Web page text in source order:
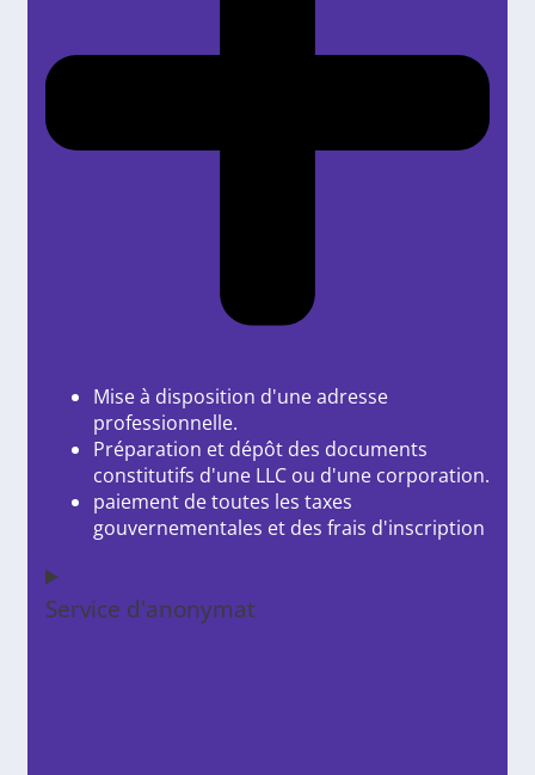
Mise à disposition d'une adresse
professionnelle.
Préparation et dépôt des documents
constitutifs d'une LLC ou d'une corporation.
paiement de toutes les taxes
gouvernementales et des frais d'inscription
Service d'anonymat